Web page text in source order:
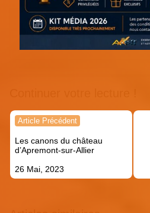
Navigation
l’article
Article Précédent
Les canons du château
d’Apremont-sur-Allier
26 Mai, 2023